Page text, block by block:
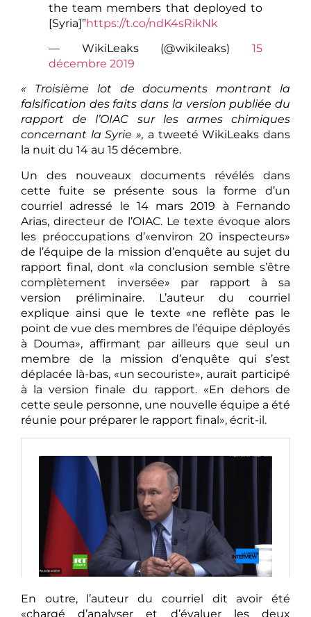
the team members that deployed to
[Syria]”https://t.co/ndK4sRikNk
— WikiLeaks (@wikileaks) 15
décembre 2019
« Troisième lot de documents montrant la
falsification des faits dans la version publiée du
rapport de l’OIAC sur les armes chimiques
concernant la Syrie », a tweeté WikiLeaks dans
la nuit du 14 au 15 décembre.
Un des nouveaux documents révélés dans
cette fuite se présente sous la forme d’un
courriel adressé le 14 mars 2019 à Fernando
Arias, directeur de l’OIAC. Le texte évoque alors
les préoccupations d’«environ 20 inspecteurs»
de l’équipe de la mission d’enquête au sujet du
rapport final, dont «la conclusion semble s’être
complètement inversée» par rapport à sa
version préliminaire. L’auteur du courriel
explique ainsi que le texte «ne reflète pas le
point de vue des membres de l’équipe déployés
à Douma», affirmant par ailleurs que seul un
membre de la mission d’enquête qui s’est
déplacée là-bas, «un secouriste», aurait participé
à la version finale du rapport. «En dehors de
cette seule personne, une nouvelle équipe a été
réunie pour préparer le rapport final», écrit-il.
En outre, l’auteur du courriel dit avoir été
«chargé d’analyser et d’évaluer les deux